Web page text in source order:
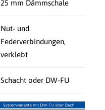
25 mm Dämmschale
Nut- und
Federverbindungen,
verklebt
Schacht oder DW-FU